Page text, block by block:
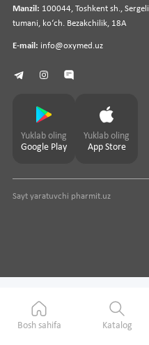
Manzil: 100044, Toshkent sh., Sergeli
tumani, koʻch. Bezakchilik, 18A
E-mail: info@oxymed.uz
Yuklab oling
Google Play
Yuklab oling
App Store
Sayt yaratuvchi pharmit.uz
Bosh sahifa Katalog